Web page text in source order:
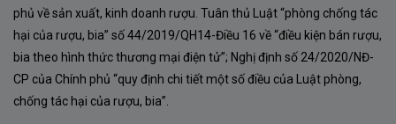
nho và quá trình ủ rượu lâu năm trong thùng gỗ sồi.
Hương Thơm
Hương thơm phức hợp củatrái cây đỏ chínnhư anh
đào, mâm xôi, dâu tây.
phủ về sản xuất, kinh doanh rượu. Tuân thủ Luật “phòng chống tác
hại của rượu, bia” số 44/2019/QH14-Điều 16 về “điều kiện bán rượu,
bia theo hình thức thương mại điện tử”; Nghị định số 24/2020/NĐ-
CP của Chính phủ “quy định chi tiết một số điều của Luật phòng,
chống tác hại của rượu, bia”.